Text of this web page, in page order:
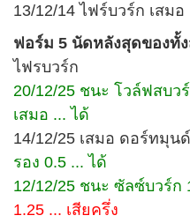
13/12/14 ไฟร์บวร์ก เสม
ฟอร์ม 5 นัดหลังสุดของทั้
ไฟรบวร์ก
20/12/25 ชนะ โวล์ฟสบว
เสมอ ... ได้
14/12/25 เสมอ ดอร์ทมุน
รอง 0.5 ... ได้
12/12/25 ชนะ ซัลซ์บวร์ก
1.25 ... เสียครึ่ง